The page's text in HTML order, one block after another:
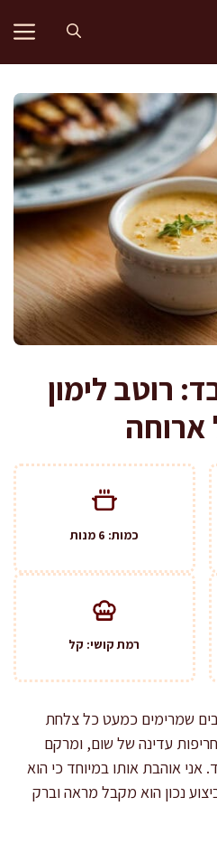
רוטב לימון
ארוחה
כמות: 6 מנות
רמת קושי: קל
שמרימים כמעט כל צלחת
עדינה של שום, ומרקם
אוהבת אותו במיוחד כי הוא
נכון הוא מקבל מראה וברק